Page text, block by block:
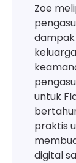
Zoe
untuk
praktis
digital